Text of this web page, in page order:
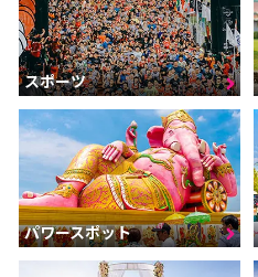
スポーツ
パワースポット